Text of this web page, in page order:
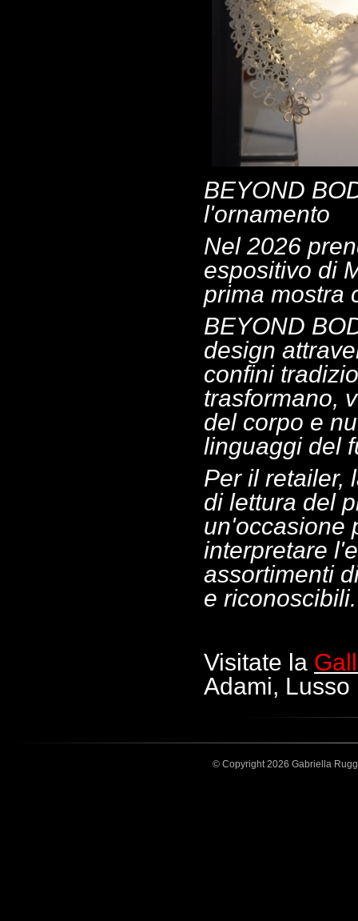
BEYOND
l'ornamento
Nel 2026
espositivo di
prima mostra
BEYOND
design
confini
trasformano,
del corpo e
linguaggi del
Per il retailer,
di lettura del
un'occasione
interpretare
assortimenti
e
Visitate la
Adami,
© Copyright 2026 Gabriella